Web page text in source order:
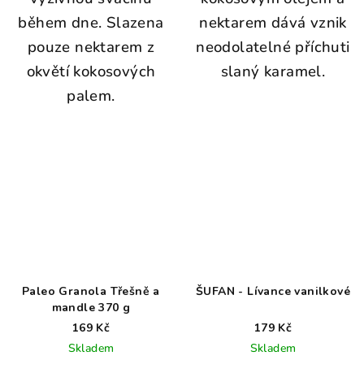
během dne. Slazena
pouze nektarem z
okvětí kokosových
palem.
nektarem dává vznik
neodolatelné příchuti
slaný karamel.
Paleo Granola Třešně a
mandle 370 g
169 Kč
Skladem
ŠUFAN - Lívance vanilkové
179 Kč
Skladem